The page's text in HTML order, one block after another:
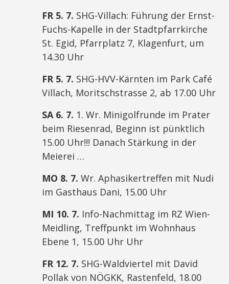
FR 5. 7. SHG-Villach: Führung der Ernst-
Fuchs-Kapelle in der Stadtpfarrkirche
St. Egid, Pfarrplatz 7, Klagenfurt, um
14.30 Uhr
FR 5. 7. SHG-HVV-Kärnten im Park Café
Villach, Moritschstrasse 2, ab 17.00 Uhr
SA 6. 7. 1. Wr. Minigolfrunde im Prater
beim Riesenrad, Beginn ist pünktlich
15.00 Uhr!!! Danach Stärkung in der
Meierei …
MO 8. 7. Wr. Aphasikertreffen mit Nudi
im Gasthaus Dani, 15.00 Uhr
MI 10. 7. Info-Nachmittag im RZ Wien-
Meidling, Treffpunkt im Wohnhaus
Ebene 1, 15.00 Uhr Uhr
FR 12. 7. SHG-Waldviertel mit David
Pollak von NÖGKK, Rastenfeld, 18.00